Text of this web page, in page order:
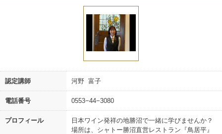
認定講師 河野 富子
電話番号 0553−44−3080
プロフィール
日本ワイン発祥の地勝沼で一緒に学びませんか？
場所は、シャトー勝沼直営レストラン『鳥居平』